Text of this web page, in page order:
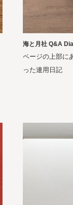
海と月社 Q&A
ページの上部に
った連用日記